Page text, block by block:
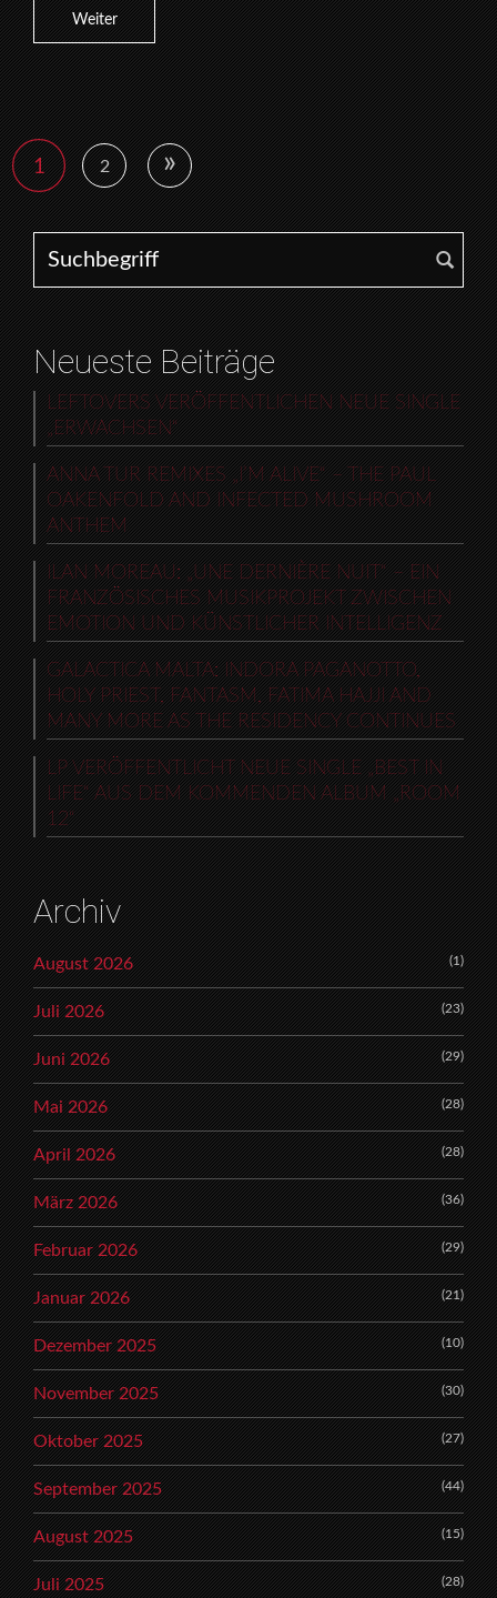
Weiter
1 2 »
Search for:
Neueste Beiträge
LEFTOVERS VERÖFFENTLICHEN NEUE SINGLE
„ERWACHSEN“
ANNA TUR REMIXES „I’M ALIVE“ – THE PAUL
OAKENFOLD AND INFECTED MUSHROOM
ANTHEM
ILAN MOREAU: „UNE DERNIÈRE NUIT“ – EIN
FRANZÖSISCHES MUSIKPROJEKT ZWISCHEN
EMOTION UND KÜNSTLICHER INTELLIGENZ
GALACTICA MALTA: INDORA PAGANOTTO,
HOLY PRIEST, FANTASM, FATIMA HAJJI AND
MANY MORE AS THE RESIDENCY CONTINUES
LP VERÖFFENTLICHT NEUE SINGLE „BEST IN
LIFE“ AUS DEM KOMMENDEN ALBUM „ROOM
12“
Archiv
August 2026 (1)
Juli 2026 (23)
Juni 2026 (29)
Mai 2026 (28)
April 2026 (28)
März 2026 (36)
Februar 2026 (29)
Januar 2026 (21)
Dezember 2025 (10)
November 2025 (30)
Oktober 2025 (27)
September 2025 (44)
August 2025 (15)
Juli 2025 (28)